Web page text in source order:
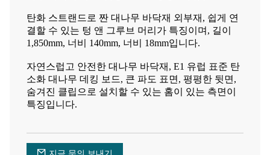
탄화 스트랜드로 짠 대나무 바닥재 외부재, 쉽게 연
결할 수 있는 텅 앤 그루브 머리가 특징이며, 길이
1,850mm, 너비 140mm, 너비 18mm입니다.
자연스럽고 안전한 대나무 바닥재, E1 유럽 표준 탄
소화 대나무 데킹 보드, 큰 파도 표면, 평평한 뒷면,
숨겨진 클립으로 설치할 수 있는 홈이 있는 측면이
특징입니다.